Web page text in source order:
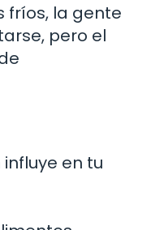
fríos, la gente
pero el
en tu